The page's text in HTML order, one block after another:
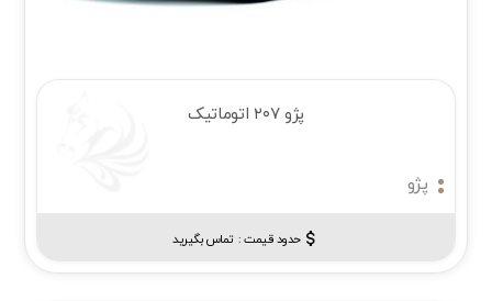
پژو ۲۰۷ اتوماتیک
پژو
حدود قیمت :‌ تماس بگیرید